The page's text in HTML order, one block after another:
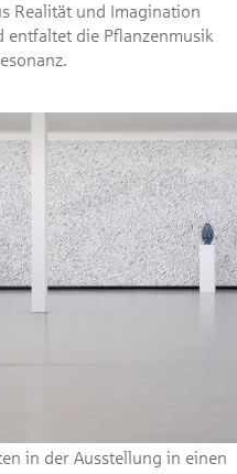
Realität und Imagination
entfaltet die Pflanzenmusik
in der Ausstellung in einen